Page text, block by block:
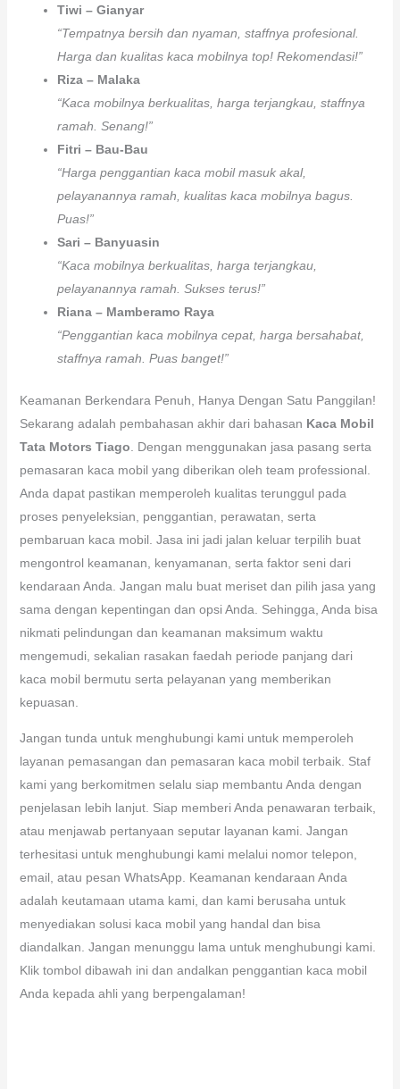
Tiwi – Gianyar
“Tempatnya bersih dan nyaman, staffnya profesional.
Harga dan kualitas kaca mobilnya top! Rekomendasi!”
Riza – Malaka
“Kaca mobilnya berkualitas, harga terjangkau, staffnya
ramah. Senang!”
Fitri – Bau-Bau
“Harga penggantian kaca mobil masuk akal,
pelayanannya ramah, kualitas kaca mobilnya bagus.
Puas!”
Sari – Banyuasin
“Kaca mobilnya berkualitas, harga terjangkau,
pelayanannya ramah. Sukses terus!”
Riana – Mamberamo Raya
“Penggantian kaca mobilnya cepat, harga bersahabat,
staffnya ramah. Puas banget!”
Keamanan Berkendara Penuh, Hanya Dengan Satu Panggilan!
Sekarang adalah pembahasan akhir dari bahasan Kaca Mobil
Tata Motors Tiago . Dengan menggunakan jasa pasang serta
pemasaran kaca mobil yang diberikan oleh team professional.
Anda dapat pastikan memperoleh kualitas terunggul pada
proses penyeleksian, penggantian, perawatan, serta
pembaruan kaca mobil. Jasa ini jadi jalan keluar terpilih buat
mengontrol keamanan, kenyamanan, serta faktor seni dari
kendaraan Anda. Jangan malu buat meriset dan pilih jasa yang
sama dengan kepentingan dan opsi Anda. Sehingga, Anda bisa
nikmati pelindungan dan keamanan maksimum waktu
mengemudi, sekalian rasakan faedah periode panjang dari
kaca mobil bermutu serta pelayanan yang memberikan
kepuasan.
Jangan tunda untuk menghubungi kami untuk memperoleh
layanan pemasangan dan pemasaran kaca mobil terbaik. Staf
kami yang berkomitmen selalu siap membantu Anda dengan
penjelasan lebih lanjut. Siap memberi Anda penawaran terbaik,
atau menjawab pertanyaan seputar layanan kami. Jangan
terhesitasi untuk menghubungi kami melalui nomor telepon,
email, atau pesan WhatsApp. Keamanan kendaraan Anda
adalah keutamaan utama kami, dan kami berusaha untuk
menyediakan solusi kaca mobil yang handal dan bisa
diandalkan. Jangan menunggu lama untuk menghubungi kami.
Klik tombol dibawah ini dan andalkan penggantian kaca mobil
Anda kepada ahli yang berpengalaman!